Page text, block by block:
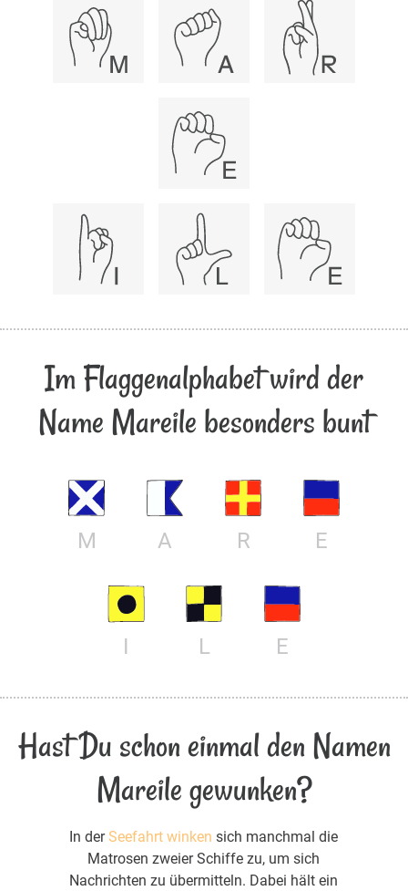
Im Flaggenalphabet wird der
Name Mareile besonders bunt
M A R E
I L E
Hast Du schon einmal den Namen
Mareile gewunken?
In derSeefahrt winken sich manchmal die
Matrosen zweier Schiffe zu, um sich
Nachrichten zu übermitteln. Dabei hält ein